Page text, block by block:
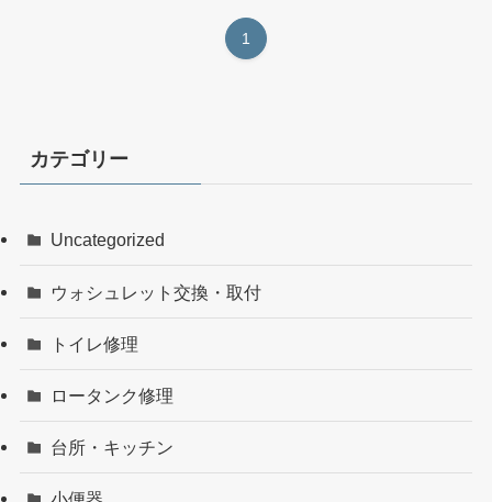
1
カテゴリー
Uncategorized
ウォシュレット交換・取付
トイレ修理
ロータンク修理
台所・キッチン